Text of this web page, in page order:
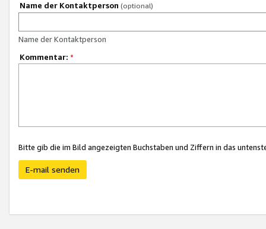
Name der Kontaktperson (optional)
Name der Kontaktperson
Kommentar: *
Bitte gib die im Bild angezeigten Buchstaben und Ziffern in das
E-mail senden